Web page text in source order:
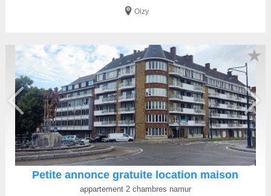
Oizy
Petite annonce gratuite location maison
appartement 2 chambres namur
★